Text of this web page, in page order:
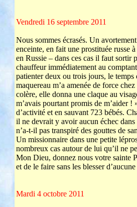
Vendredi 16 septembre 2011
Nous sommes écrasés. Un
enceinte, en fait une prostituée russe
en Russie – dans ces cas il faut sortir
chauffeur immédiatement au
patienter deux ou trois jours, le
maquereau m’a amenée de force
colère, elle donna une claque au
m’avais pourtant promis de m’aider
d’activité et en sauvant 723 bébés.
il ne devrait y avoir aucun échec
n’a-t-il pas transpiré des gouttes de
Un missionnaire dans une petite
nombreux cas autour de lui qu’il ne
Mon Dieu, donnez nous votre sainte
et de le faire sans les blesser
Mardi 4 octobre 2011